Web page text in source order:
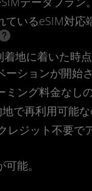
ているeSIM対応
地に着いた時
ーションが開始
ング料金なしの
で再利用可能な
レジット不要で
能。